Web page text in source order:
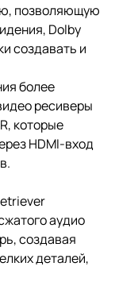
позволяющую
Dolby
создавать и
более
ресиверы
которые
HDMI-вход
аудио
создавая
деталей,